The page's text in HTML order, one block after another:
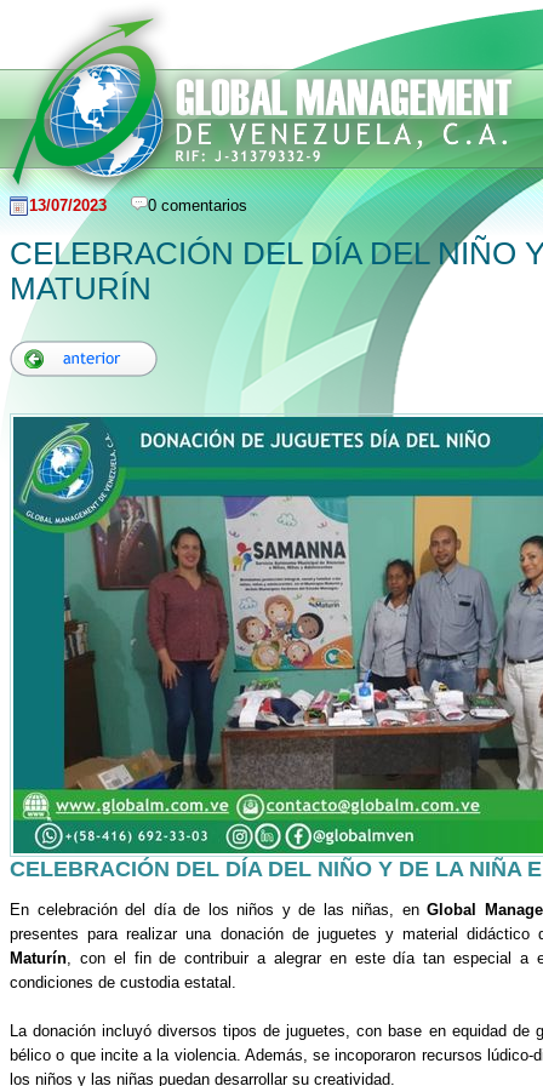
13/07/2023 0 comentarios
CELEBRACIÓN DEL DÍA DEL NIÑO
MATURÍN
CELEBRACIÓN DEL DÍA DEL NIÑO Y DE LA NIÑA
En celebración del día de los niños y de las niñas, enGlobal
presentes para realizar una donación de juguetes y material
Maturín , con el fin de contribuir a alegrar en este día tan especial a
condiciones de custodia estatal.
La donación incluyó diversos tipos de juguetes, con base en equidad de
bélico o que incite a la violencia. Además, se incoporaron recursos lúdico-
los niños y las niñas puedan desarrollar su creatividad.